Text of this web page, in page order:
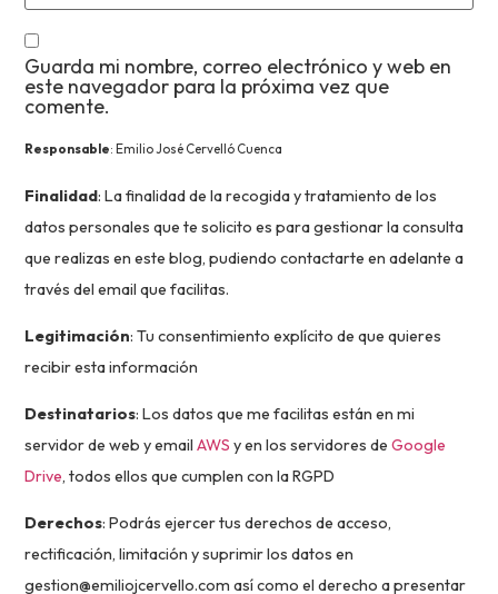
Guarda mi nombre, correo electrónico y web en
este navegador para la próxima vez que
comente.
Responsable: Emilio José Cervelló Cuenca
Finalidad: La finalidad de la recogida y tratamiento de los
datos personales que te solicito es para gestionar la consulta
que realizas en este blog, pudiendo contactarte en adelante a
través del email que facilitas.
Legitimación: Tu consentimiento explícito de que quieres
recibir esta información
Destinatarios: Los datos que me facilitas están en mi
servidor de web y emailAWS y en los servidores deGoogle
Drive, todos ellos que cumplen con la RGPD
Derechos: Podrás ejercer tus derechos de acceso,
rectificación, limitación y suprimir los datos en
gestion@emiliojcervello.com así como el derecho a presentar